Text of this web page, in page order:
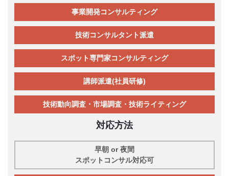
事業開発コンサルティング
技術コンサルタント派遣
スポット専門家コンサルティング
講師派遣(社員研修)
技術動向調査・市場調査・技術ライティング
対応方法
早朝 or 夜間
スポットコンサル対応可